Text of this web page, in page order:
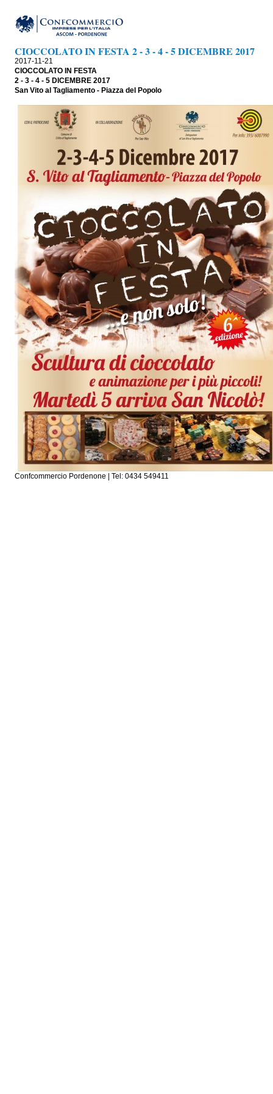
CIOCCOLATO IN FESTA 2 - 3 - 4 - 5 DICEMBRE 2017
2017-11-21
CIOCCOLATO IN FESTA
2 - 3 - 4 - 5 DICEMBRE 2017
San Vito al Tagliamento - Piazza del Popolo
Confcommercio Pordenone | Tel: 0434 549411